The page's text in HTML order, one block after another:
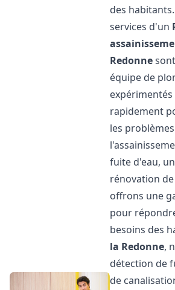
des
services d'un
Redonne
équipe de
rapidement
les
fuite d'eau,
rénovation
offrons une
pour
besoins des
la Redonne,
détection de
de